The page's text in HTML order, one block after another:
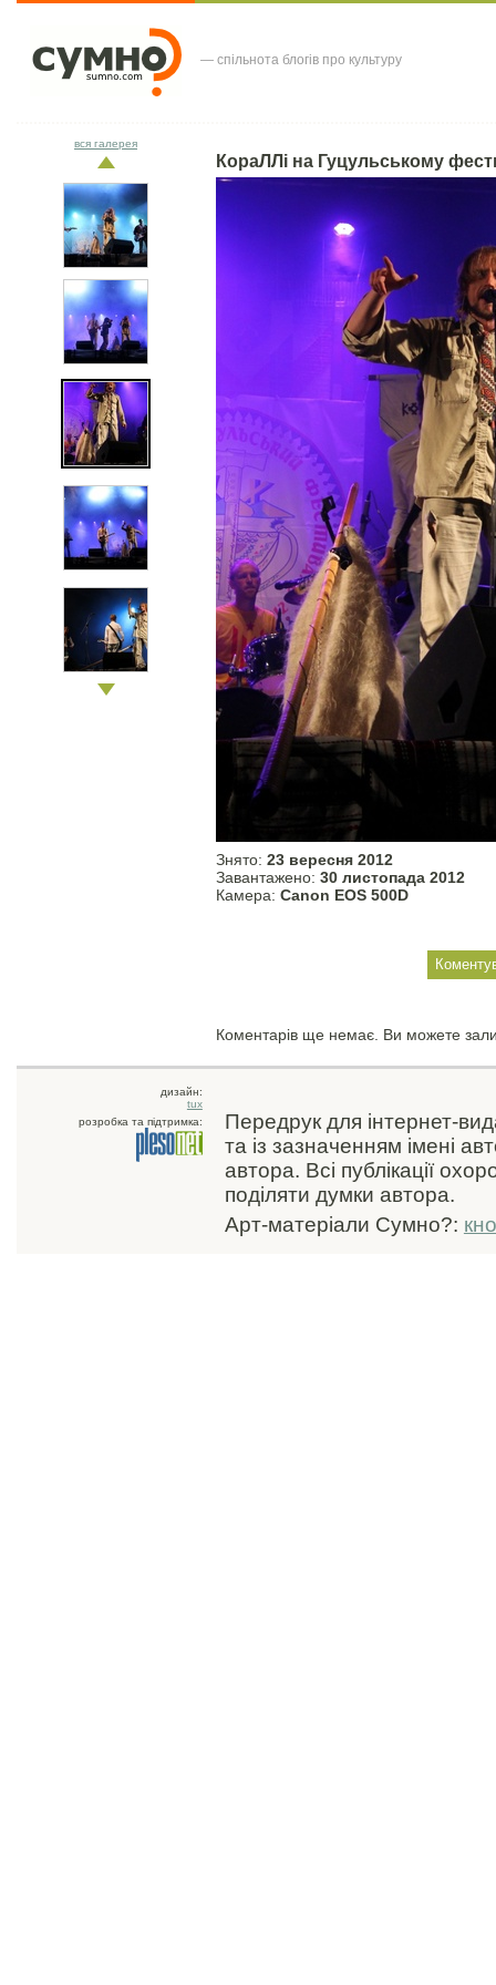
— спільнота блогів про культуру
КораЛЛі на Гуцульському
Знято: 23 вересня 2012
Завантажено: 30 листопада 2012
Камера: Canon EOS 500D
Коментарів ще немає. Ви можете
вся галерея
дизайн:
tux
розробка та підтримка:
Передрук для інтернет-
та із зазначенням імені
автора. Всі публікації
поділяти думки автора.
Арт-матеріали Сумно?: